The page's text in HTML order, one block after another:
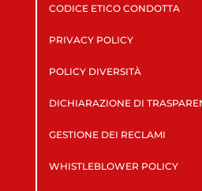
CODICE ETICO CONDOTTA
PRIVACY POLICY
POLICY DIVERSITÀ
DICHIARAZIONE DI
GESTIONE DEI RECLAMI
WHISTLEBLOWER POLICY